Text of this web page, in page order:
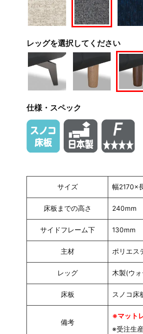
レッグを選択してください
仕様・スペック
サイズ 幅2170×
床板までの高さ 240mm
サイドフレーム下 130mm
主材 ポリエス
レッグ 木製(ウ
床板 スノコ床
備考
※マット
※受注生